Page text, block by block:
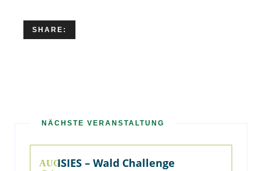
SHARE:
NÄCHSTE VERANSTALTUNG
AUG.ISIES – Wald Challenge